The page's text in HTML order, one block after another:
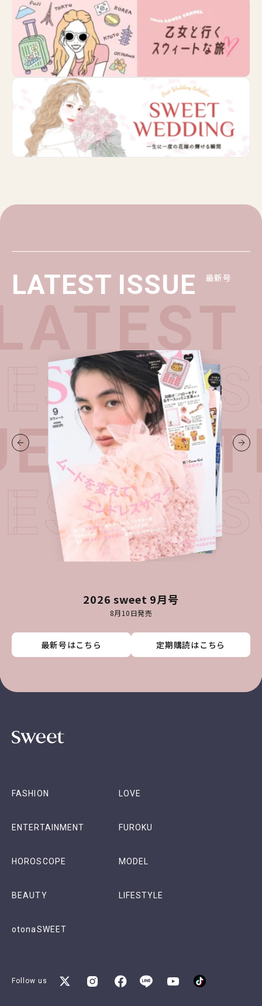
LATEST ISSUE 最新号
2026 sweet 9月号
8月10日発売
最新号はこちら 定期購読はこちら
最新号はこちら 定期購読はこちら
最新号はこちら 定期購読はこちら
最新号はこちら 定期購読はこちら
・
FASHION LOVE
ENTERTAINMENT FUROKU
HOROSCOPE MODEL
BEAUTY LIFESTYLE
otonaSWEET
Follow us